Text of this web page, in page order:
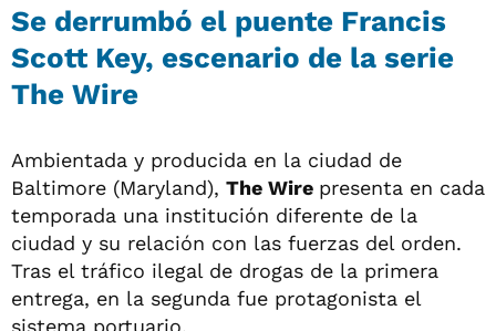
Se derrumbó el puente Francis
Scott Key, escenario de la serie
The Wire
Ambientada y producida en la ciudad de
Baltimore (Maryland), The Wire presenta en cada
temporada una institución diferente de la
ciudad y su relación con las fuerzas del orden.
Tras el tráfico ilegal de drogas de la primera
entrega, en la segunda fue protagonista el
sistema portuario.